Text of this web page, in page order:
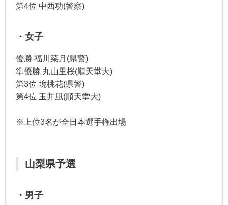
第4位 中西功(警察)
・女子
優勝 福川菜月(県警)
準優勝 丸山里桜(順天堂大)
第3位 境桃花(県警)
第4位 玉井凪(順天堂大)
※上位3名が全日本選手権出場
山梨県予選
・男子